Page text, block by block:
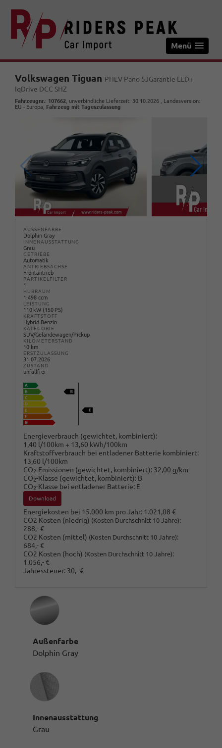
Menü
Volkswagen Tiguan PHEV Pano 5JGarantie LED+
IqDrive DCC SHZ
Fahrzeugnr.: 107662 , unverbindliche Lieferzeit: 30.10.2026 , Landesversion:
EU - Europa, Fahrzeug mit Tageszulassung
AUSSENFARBE
Dolphin Gray
INNENAUSSTATTUNG
Grau
GETRIEBE
Automatik
ANTRIEBSACHSE
Frontantrieb
PARTIKELFILTER
1
HUBRAUM
1.498 ccm
LEISTUNG
110 kW (150 PS)
KRAFTSTOFF
Hybrid Benzin
KATEGORIE
SUV/Geländewagen/Pickup
KILOMETERSTAND
10 km
ERSTZULASSUNG
31.07.2026
ZUSTAND
unfallfrei
Energieverbrauch (gewichtet, kombiniert):
1,40 l/100km + 13,60 kWh/100km
Kraftstoffverbrauch bei entladener Batterie kombiniert:
13,60 l/100km
CO2-Emissionen (gewichtet, kombiniert): 32,00 g/km
CO2-Klasse (gewichtet, kombiniert): B
CO2-Klasse bei entladener Batterie: E
Download
Energiekosten bei 15.000 km pro Jahr: 1.021,08 €
CO2 Kosten (niedrig) (Kosten Durchschnitt 10 Jahre):
288,- €
CO2 Kosten (mittel) (Kosten Durchschnitt 10 Jahre):
684,- €
CO2 Kosten (hoch) (Kosten Durchschnitt 10 Jahre):
1.056,- €
Jahressteuer: 30,- €
Außenfarbe
Dolphin Gray
Innenausstattung
Innenausstattung
Grau